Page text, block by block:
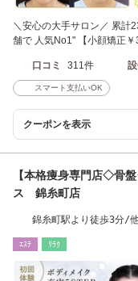
＼安心の大手サロン／ 累計
舗で 人気No1" 【小顔矯正￥
口コミ 311件
スマート支払いOK
クーポンを表示
【本格痩身専門店◇骨
ス 錦糸町店
錦糸町駅より徒歩3分/
ｴｽﾃ ﾘﾗｸ